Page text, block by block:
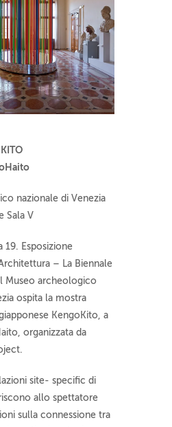
nazionale di Venezia
Sala V
19. Esposizione
– La Biennale
Museo archeologico
ospita la mostra
KengoKito, a
organizzata da
site- specific di
allo spettatore
sulla connessione tra